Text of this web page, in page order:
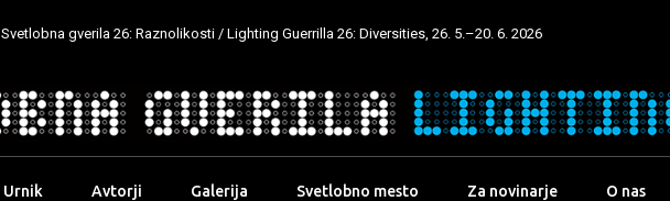
Svetlobna gverila 26: Raznolikosti / Lighting Guerrilla 26: Diversities, 26. 5.–20. 6. 2026
Urnik Avtorji Galerija Svetlobno mesto Za novinarje O nas